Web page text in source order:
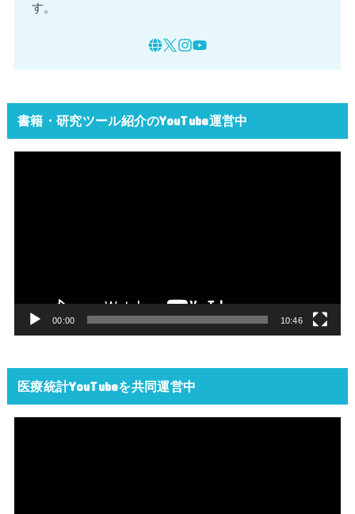
す。
書籍・研究ツール紹介のYouTube運営中
00:00 10:46
医療統計YouTubeを共同運営中